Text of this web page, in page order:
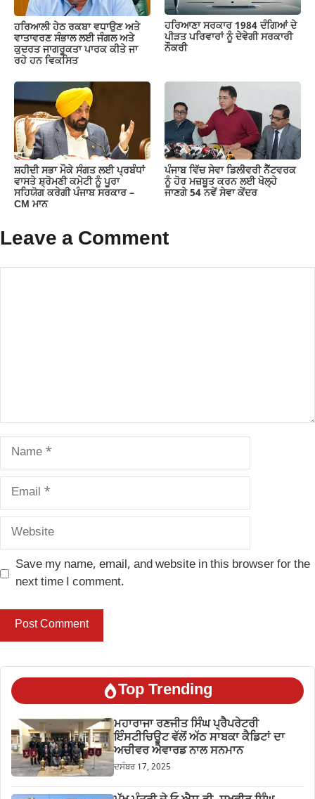
ਹਰਿਆਲੀ ਹੇਠ ਰਕਬਾ ਵਧਾਉਣ ਅਤੇ
ਵਾਤਾਵਰਣ ਸੰਭਾਲ ਲਈ ਜੰਗਲ ਅਤੇ
ਕੁਦਰਤ ਜਾਗਰੂਕਤਾ ਪਾਰਕ ਕੀਤੇ ਜਾ
ਰਹੇ ਹਨ ਵਿਕਸਿਤ
ਹਰਿਆਣਾ ਸਰਕਾਰ 1984 ਦੰਗਿਆਂ ਦੇ
ਪੀੜਤ ਪਰਿਵਾਰਾਂ ਨੂੰ ਦੇਵੇਗੀ ਸਰਕਾਰੀ
ਨੌਕਰੀ
ਸ਼ਹੀਦੀ ਸਭਾ ਮੌਕੇ ਸੰਗਤ ਲਈ ਪ੍ਰਬੰਧਾਂ
ਵਾਸਤੇ ਸ਼੍ਰੋਮਣੀ ਕਮੇਟੀ ਨੂੰ ਪੂਰਾ
ਸਹਿਯੋਗ ਕਰੇਗੀ ਪੰਜਾਬ ਸਰਕਾਰ –
CM ਮਾਨ
ਪੰਜਾਬ ਵਿੱਚ ਸੇਵਾ ਡਿਲੀਵਰੀ ਨੈੱਟਵਰਕ
ਨੂੰ ਹੋਰ ਮਜ਼ਬੂਤ ਕਰਨ ਲਈ ਖੋਲ੍ਹੇ
ਜਾਣਗੇ 54 ਨਵੇਂ ਸੇਵਾ ਕੇਂਦਰ
Leave a Comment
Name
Email
Website
Save my name, email, and website in this browser for the
next time I comment.
Top Trending
ਮਹਾਰਾਜਾ ਰਣਜੀਤ ਸਿੰਘ ਪ੍ਰੈਪਰੇਟਰੀ
ਇੰਸਟੀਚਿਊਟ ਵੱਲੋਂ ਅੱਠ ਸਾਬਕਾ ਕੈਡਿਟਾਂ ਦਾ
ਅਚੀਵਰ ਐਵਾਰਡ ਨਾਲ ਸਨਮਾਨ
ਦਸੰਬਰ 17, 2025